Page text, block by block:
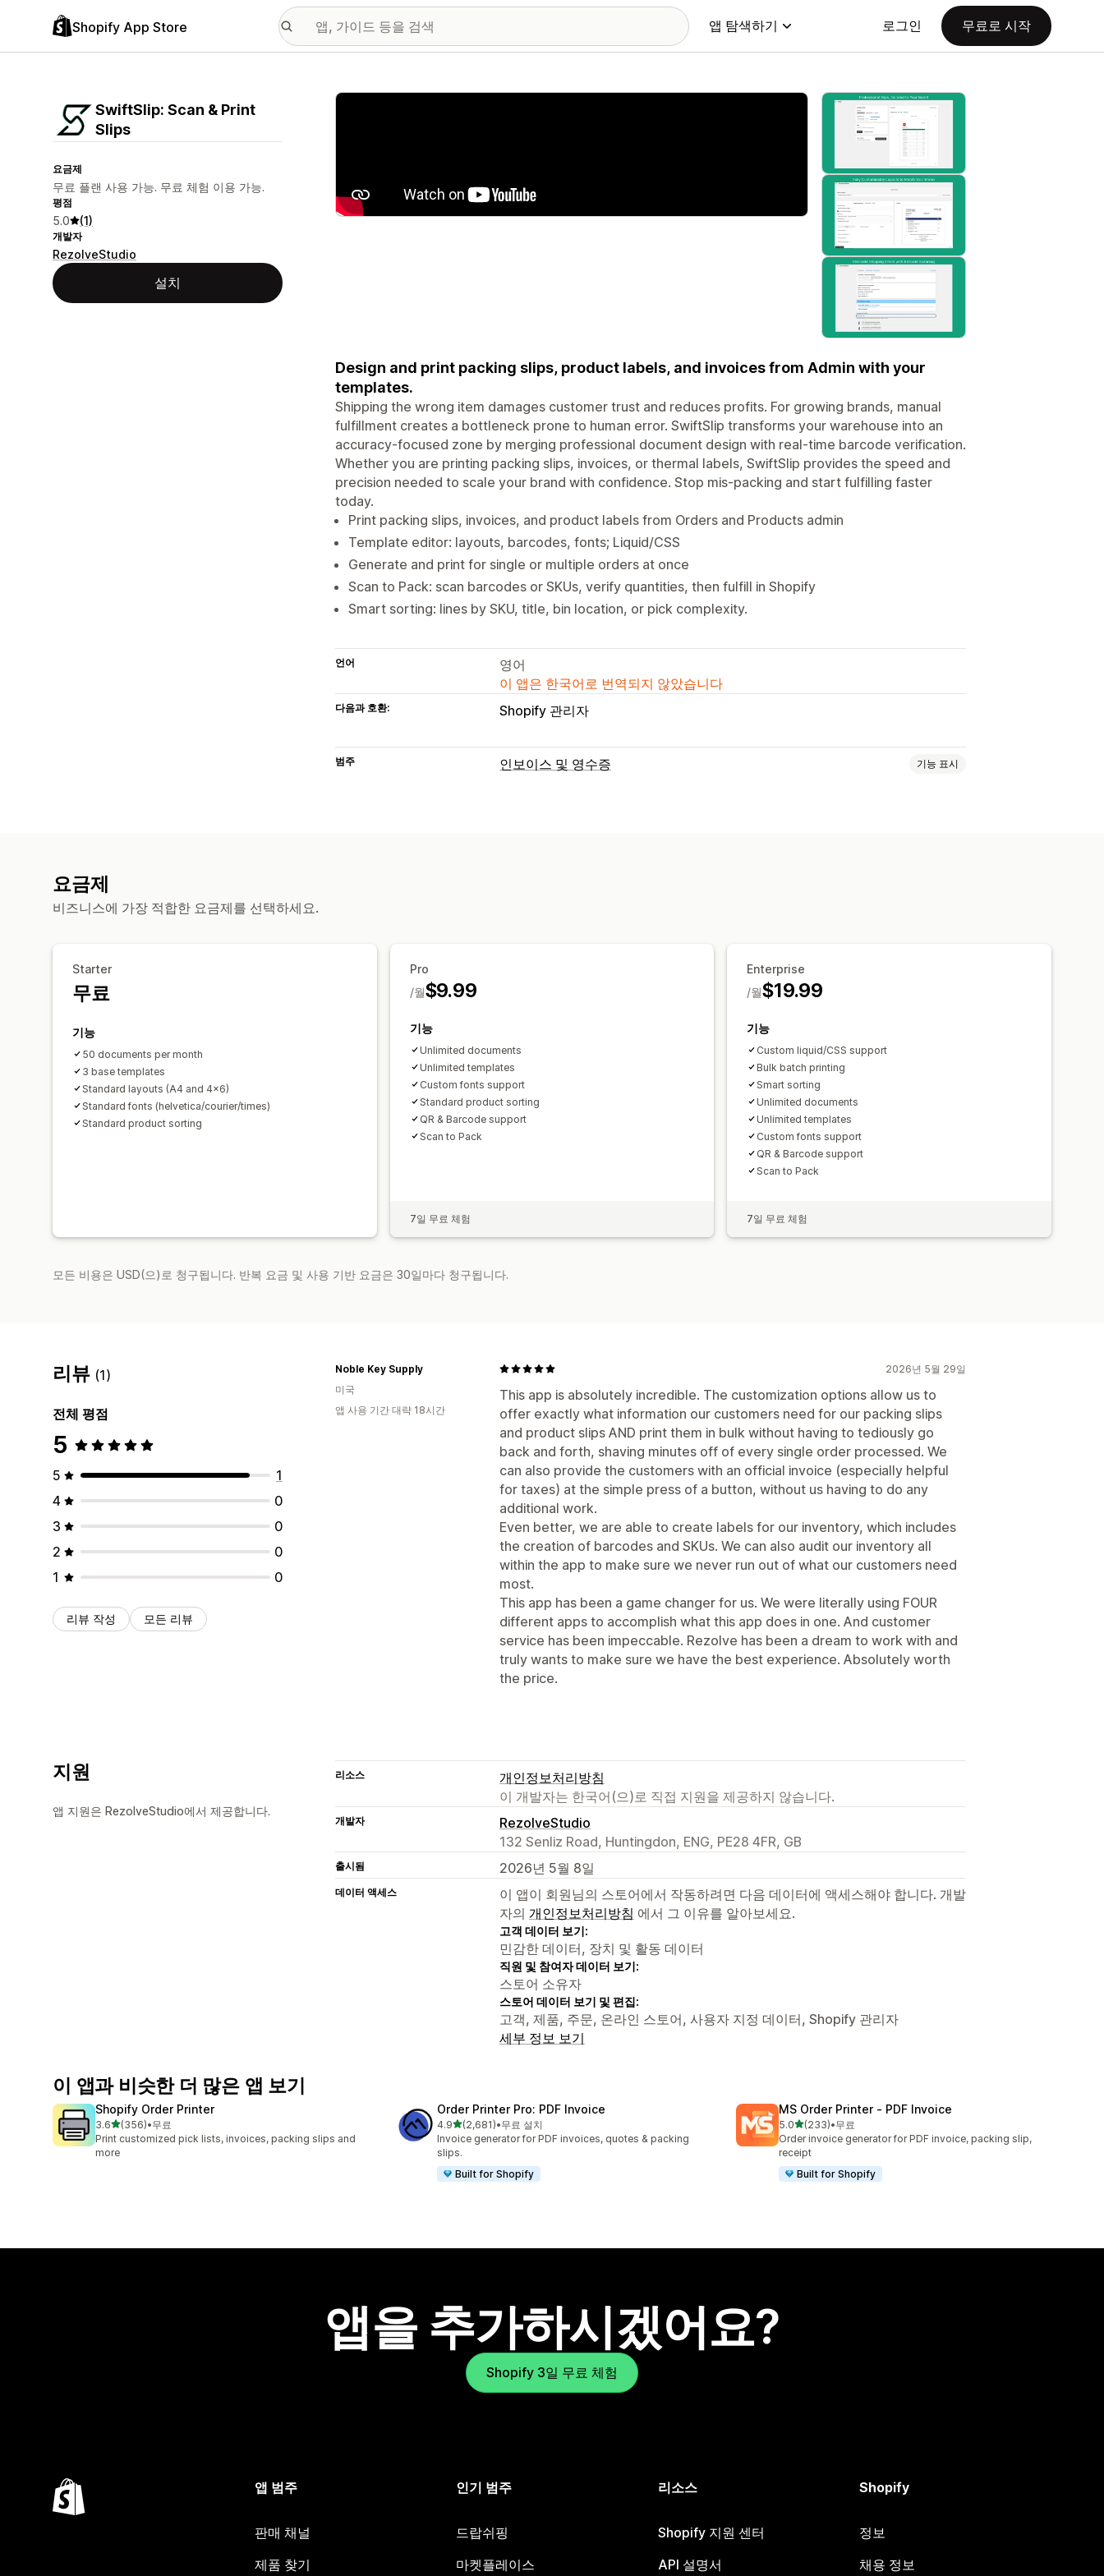
Shopify App Store 앱 탐색하기 로그인 무료로 시작
SwiftSlip: Scan & Print
Slips
요금제
무료 플랜 사용 가능. 무료 체험 이용 가능.
평점
5.0 (1)
개발자
RezolveStudio
설치
추천 이미지 갤러리
Design and print packing slips, product labels, and invoices from Admin with your
templates.
Shipping the wrong item damages customer trust and reduces profits. For growing brands, manual
fulfillment creates a bottleneck prone to human error. SwiftSlip transforms your warehouse into an
accuracy-focused zone by merging professional document design with real-time barcode verification.
Whether you are printing packing slips, invoices, or thermal labels, SwiftSlip provides the speed and
precision needed to scale your brand with confidence. Stop mis-packing and start fulfilling faster
today.
Print packing slips, invoices, and product labels from Orders and Products admin
Template editor: layouts, barcodes, fonts; Liquid/CSS
Generate and print for single or multiple orders at once
Scan to Pack: scan barcodes or SKUs, verify quantities, then fulfill in Shopify
Smart sorting: lines by SKU, title, bin location, or pick complexity.
언어
영어
이 앱은 한국어로 번역되지 않았습니다
다음과 호환: Shopify 관리자
범주 인보이스 및 영수증 기능 표시
요금제
비즈니스에 가장 적합한 요금제를 선택하세요.
Starter
무료
기능
50 documents per month
3 base templates
Standard layouts (A4 and 4×6)
Standard fonts (helvetica/courier/times)
Standard product sorting
Pro
$9.99
/월
기능
Unlimited documents
Unlimited templates
Custom fonts support
Standard product sorting
QR & Barcode support
Scan to Pack
7일 무료 체험
Enterprise
$19.99
/월
기능
Custom liquid/CSS support
Bulk batch printing
Smart sorting
Unlimited documents
Unlimited templates
Custom fonts support
QR & Barcode support
Scan to Pack
7일 무료 체험
모든 비용은 USD(으)로 청구됩니다. 반복 요금 및 사용 기반 요금은 30일마다 청구됩니다.
리뷰 (1)
전체 평점
5
5
1
4
0
3
0
2
0
1
0
리뷰 작성 모든 리뷰
2026년 5월 29일
This app is absolutely incredible. The customization options allow us to
offer exactly what information our customers need for our packing slips
and product slips AND print them in bulk without having to tediously go
back and forth, shaving minutes off of every single order processed. We
can also provide the customers with an official invoice (especially helpful
for taxes) at the simple press of a button, without us having to do any
additional work.
Even better, we are able to create labels for our inventory, which includes
the creation of barcodes and SKUs. We can also audit our inventory all
within the app to make sure we never run out of what our customers need
most.
This app has been a game changer for us. We were literally using FOUR
different apps to accomplish what this app does in one. And customer
service has been impeccable. Rezolve has been a dream to work with and
truly wants to make sure we have the best experience. Absolutely worth
the price.
Noble Key Supply
미국
앱 사용 기간 대략 18시간
지원
앱 지원은 RezolveStudio에서 제공합니다.
리소스
개인정보처리방침
이 개발자는 한국어(으)로 직접 지원을 제공하지 않습니다.
개발자
RezolveStudio
132 Senliz Road, Huntingdon, ENG, PE28 4FR, GB
출시됨 2026년 5월 8일
데이터 액세스
이 앱이 회원님의 스토어에서 작동하려면 다음 데이터에 액세스해야 합니다. 개발
자의 개인정보처리방침 에서 그 이유를 알아보세요.
고객 데이터 보기:
민감한 데이터, 장치 및 활동 데이터
직원 및 참여자 데이터 보기:
스토어 소유자
스토어 데이터 보기 및 편집:
고객, 제품, 주문, 온라인 스토어, 사용자 지정 데이터, Shopify 관리자
세부 정보 보기
이 앱과 비슷한 더 많은 앱 보기
Shopify Order Printer
3.6별 5개 중
(356)
총 리뷰 356개
•무료
Print customized pick lists, invoices, packing slips and
more
Order Printer Pro: PDF Invoice
4.9별 5개 중
(2,681)
총 리뷰 2681개
•무료 설치
Invoice generator for PDF invoices, quotes & packing
slips.
Built for Shopify
MS Order Printer ‑ PDF Invoice
5.0별 5개 중
(233)
총 리뷰 233개
•무료
Order invoice generator for PDF invoice, packing slip,
receipt
Built for Shopify
앱을 추가하시겠어요?
Shopify 3일 무료 체험
앱 범주
판매 채널
제품 찾기
인기 범주
드랍쉬핑
마켓플레이스
리소스
Shopify 지원 센터
API 설명서
Shopify
정보
채용 정보